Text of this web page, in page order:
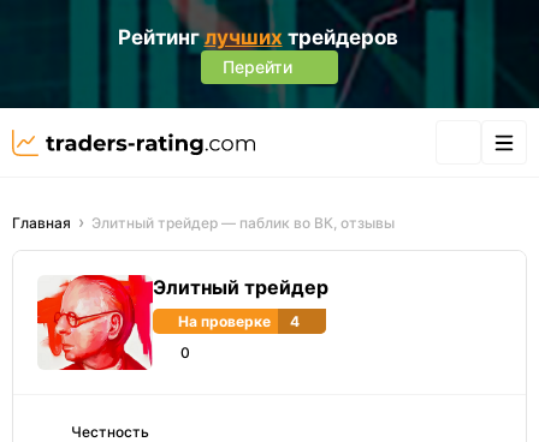
Рейтинглучших трейдеров
Перейти
Главная Элитный трейдер — паблик во ВК, отзывы
Элитный трейдер
На проверке
4
0
Честность